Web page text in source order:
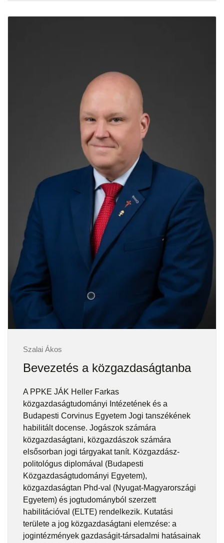
Szalai Ákos
Bevezetés a közgazdaságtanba
A PPKE JÁK Heller Farkas
közgazdaságtudományi Intézetének és a
Budapesti Corvinus Egyetem Jogi tanszékének
habilitált docense. Jogászok számára
közgazdaságtani, közgazdászok számára
elsősorban jogi tárgyakat tanít. Közgazdász-
politológus diplomával (Budapesti
Közgazdaságtudományi Egyetem),
közgazdaságtan Phd-val (Nyugat-Magyarországi
Egyetem) és jogtudományból szerzett
habilitációval (ELTE) rendelkezik. Kutatási
területe a jog közgazdaságtani elemzése: a
jogintézmények gazdaságit-társadalmi hatásainak